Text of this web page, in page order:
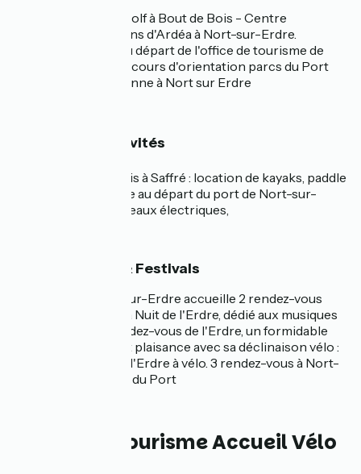
Jeu Baludik et mini golf à Bout de Bois - Centre
Aquatique Les bassins d'Ardéa à Nort-sur-Erdre.
Parcours Baludik au départ de l'office de tourisme de
Nort-sur-Erdre, parcours d'orientation parcs du Port
Mulon et de La Garenne à Nort sur Erdre
🏃‍➡️ Sport & Activités
Etang du bout de bois à Saffré : location de kayaks, paddle
et pédalos. Nautisme au départ du port de Nort-sur-
Erdre canoës et bateaux électriques,
🎉 Événements & Festivals
Tous les ans, Nort-sur-Erdre accueille 2 rendez-vous
majeurs, le festival la Nuit de l'Erdre, dédié aux musiques
actuelles, et les Rendez-vous de l'Erdre, un formidable
festival alliant jazz et plaisance avec sa déclinaison vélo :
Les rendez-vous de l'Erdre à vélo. 3 rendez-vous à Nort-
sur-Erdre, les jeudis du Port
Offices de tourisme Accueil Vélo